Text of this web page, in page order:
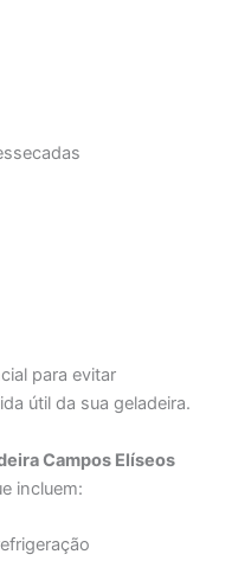
para evitar
útil da sua geladeira.
Campos Elíseos
incluem: